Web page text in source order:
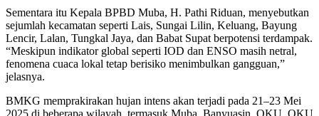
Sementara itu Kepala BPBD Muba, H. Pathi Riduan, menyebutkan
sejumlah kecamatan seperti Lais, Sungai Lilin, Keluang, Bayung
Lencir, Lalan, Tungkal Jaya, dan Babat Supat berpotensi terdampak.
“Meskipun indikator global seperti IOD dan ENSO masih netral,
fenomena cuaca lokal tetap berisiko menimbulkan gangguan,”
jelasnya.
BMKG memprakirakan hujan intens akan terjadi pada 21–23 Mei
2025 di beberapa wilayah, termasuk Muba, Banyuasin, OKU, OKU